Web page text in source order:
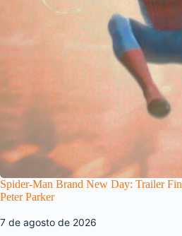
Spider-Man Brand New Day: Trailer
Peter Parker
7 de agosto de 2026